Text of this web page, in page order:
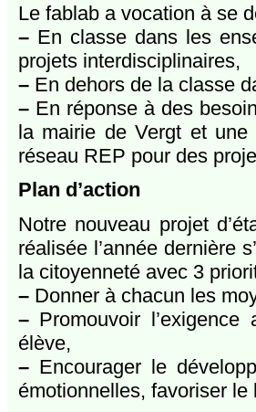
Le fablab a vocation à se
–En classe dans les
projets interdisciplinaires,
–En dehors de la classe
–En réponse à des
la mairie de Vergt et
réseau REP pour des
Plan d’action
Notre nouveau projet
réalisée l’année dernière
la citoyenneté avec 3
–Donner à chacun les
–Promouvoir l’exigence
élève,
–Encourager le
émotionnelles, favoriser